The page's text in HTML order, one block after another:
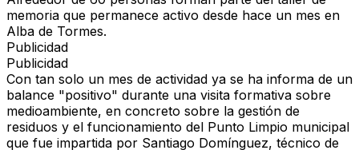
memoria que permanece activo desde hace un mes en
Alba de Tormes.
Publicidad
Publicidad
Con tan solo un mes de actividad ya se ha informa de un
balance "positivo" durante una visita formativa sobre
medioambiente, en concreto sobre la gestión de
residuos y el funcionamiento del Punto Limpio municipal
que fue impartida por Santiago Domínguez, técnico de